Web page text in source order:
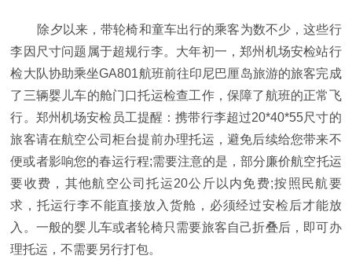
除夕以来，带轮椅和童车出行的乘客为数不少，这些行
李因尺寸问题属于超规行李。大年初一，郑州机场安检站行
检大队协助乘坐GA801航班前往印尼巴厘岛旅游的旅客完成
了三辆婴儿车的舱门口托运检查工作，保障了航班的正常飞
行。郑州机场安检员工提醒：携带行李超过20*40*55尺寸的
旅客请在航空公司柜台提前办理托运，避免后续给您带来不
便或者影响您的春运行程;需要注意的是，部分廉价航空托运
要收费，其他航空公司托运20公斤以内免费;按照民航要
求，托运行李不能直接放入货舱，必须经过安检后才能放
入。一般的婴儿车或者轮椅只需要旅客自己折叠后，即可办
理托运，不需要另行打包。